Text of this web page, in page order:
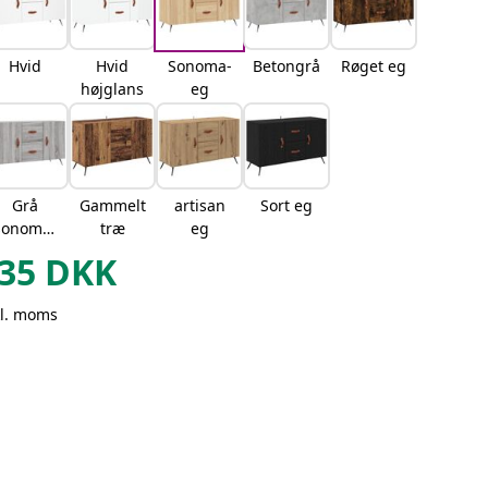
Hvid
Hvid
højglans
Sonoma-
eg
Betongrå Røget eg
Grå
Gammelt
træ
artisan
eg
Sort eg
DKK
moms